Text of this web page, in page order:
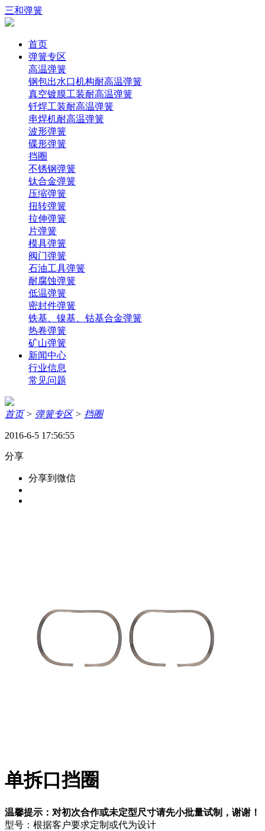
三和弹簧
首页
弹簧专区
高温弹簧
钢包出水口机构耐高温弹簧
真空镀膜工装耐高温弹簧
钎焊工装耐高温弹簧
串焊机耐高温弹簧
波形弹簧
碟形弹簧
挡圈
不锈钢弹簧
钛合金弹簧
压缩弹簧
扭转弹簧
拉伸弹簧
片弹簧
模具弹簧
阀门弹簧
石油工具弹簧
耐腐蚀弹簧
低温弹簧
密封件弹簧
铁基、镍基、钴基合金弹簧
热卷弹簧
矿山弹簧
新闻中心
行业信息
常见问题
首页 > 弹簧专区 > 挡圈
2016-6-5 17:56:55
分享
分享到微信
单拆口挡圈
温馨提示：对初次合作或未定型尺寸请先小批量试制，谢谢！
型号：根据客户要求定制或代为设计